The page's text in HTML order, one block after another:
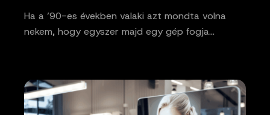
Ha a ’90-es években valaki azt mondta volna
nekem, hogy egyszer majd egy gép fogja…